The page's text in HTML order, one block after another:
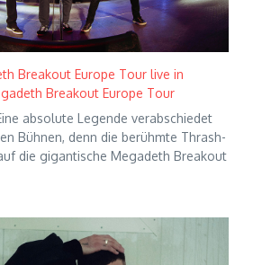
Breakout Europe Tour live in
Breakout Europe Tour
Eine absolute Legende verabschiedet
Bühnen, denn die berühmte Thrash-
die gigantische Megadeth Breakout